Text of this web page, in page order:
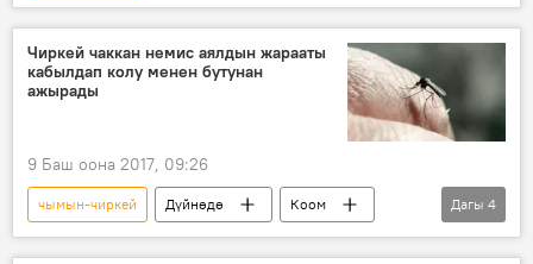
Коом
Видео
Жаңылыктар
балык уулоо
Россия
Чиркей чаккан немис аялдын жарааты
кабылдап колу менен бутунан
ажырады
9 Баш оона 2017, 09:26
чымын-чиркей Дүйнөдө
Коом
Жаңылыктар
Германия
оорукана
Дагы 4